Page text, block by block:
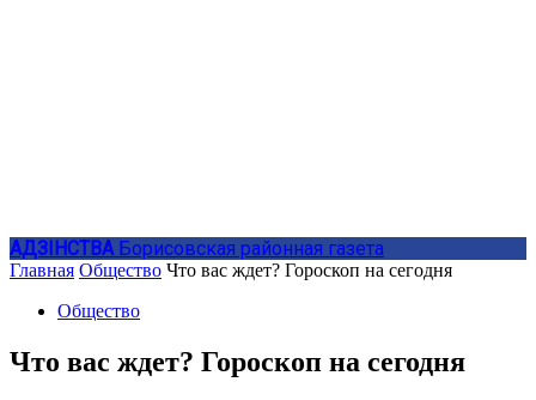
АДЗIНСТВА Борисовская районная газета
Главная Общество Что вас ждет? Гороскоп на сегодня
Общество
Что вас ждет? Гороскоп на сегодня